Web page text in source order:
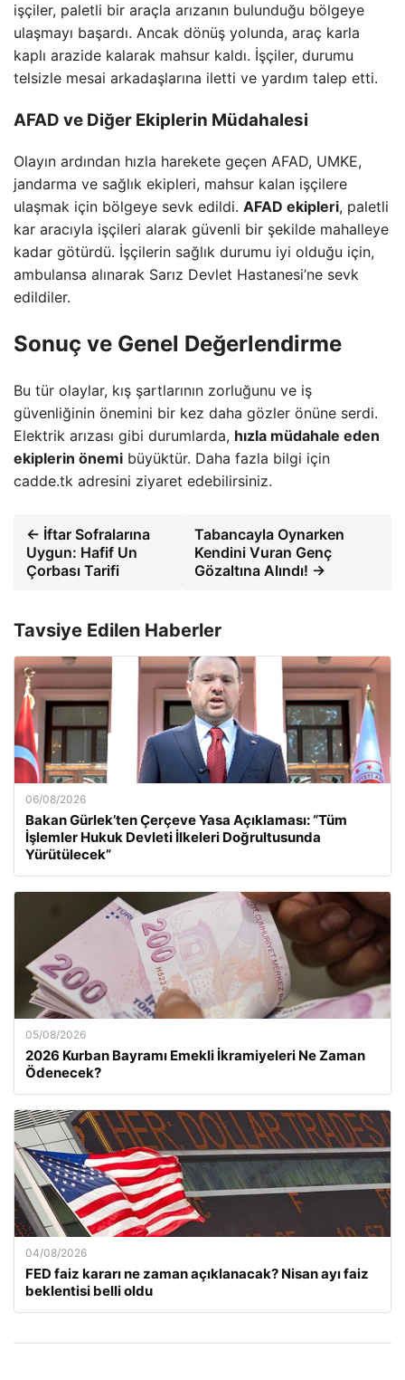
işçiler, paletli bir araçla arızanın bulunduğu bölgeye
ulaşmayı başardı. Ancak dönüş yolunda, araç karla
kaplı arazide kalarak mahsur kaldı. İşçiler, durumu
telsizle mesai arkadaşlarına iletti ve yardım talep etti.
AFAD ve Diğer Ekiplerin Müdahalesi
Olayın ardından hızla harekete geçen AFAD, UMKE,
jandarma ve sağlık ekipleri, mahsur kalan işçilere
ulaşmak için bölgeye sevk edildi. AFAD ekipleri, paletli
kar aracıyla işçileri alarak güvenli bir şekilde mahalleye
kadar götürdü. İşçilerin sağlık durumu iyi olduğu için,
ambulansa alınarak Sarız Devlet Hastanesi’ne sevk
edildiler.
Sonuç ve Genel Değerlendirme
Bu tür olaylar, kış şartlarının zorluğunu ve iş
güvenliğinin önemini bir kez daha gözler önüne serdi.
Elektrik arızası gibi durumlarda, hızla müdahale eden
ekiplerin önemi büyüktür. Daha fazla bilgi için
cadde.tk adresini ziyaret edebilirsiniz.
← İftar Sofralarına
Uygun: Hafif Un
Çorbası Tarifi
Tabancayla Oynarken
Kendini Vuran Genç
Gözaltına Alındı! →
Tavsiye Edilen Haberler
06/08/2026
Bakan Gürlek’ten Çerçeve Yasa Açıklaması: “Tüm
İşlemler Hukuk Devleti İlkeleri Doğrultusunda
Yürütülecek”
05/08/2026
2026 Kurban Bayramı Emekli İkramiyeleri Ne Zaman
Ödenecek?
04/08/2026
FED faiz kararı ne zaman açıklanacak? Nisan ayı faiz
beklentisi belli oldu